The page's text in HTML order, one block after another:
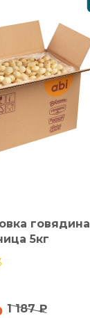
говядина
5кг
1 187₽